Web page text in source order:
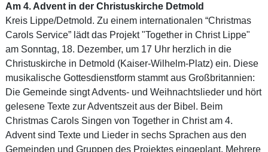
Am 4. Advent in der Christuskirche Detmold
Kreis Lippe/Detmold. Zu einem internationalen “Christmas
Carols Service” lädt das Projekt "Together in Christ Lippe"
am Sonntag, 18. Dezember, um 17 Uhr herzlich in die
Christuskirche in Detmold (Kaiser-Wilhelm-Platz) ein. Diese
musikalische Gottesdienstform stammt aus Großbritannien:
Die Gemeinde singt Advents- und Weihnachtslieder und hört
gelesene Texte zur Adventszeit aus der Bibel. Beim
Christmas Carols Singen von Together in Christ am 4.
Advent sind Texte und Lieder in sechs Sprachen aus den
Gemeinden und Gruppen des Projektes eingeplant. Mehrere